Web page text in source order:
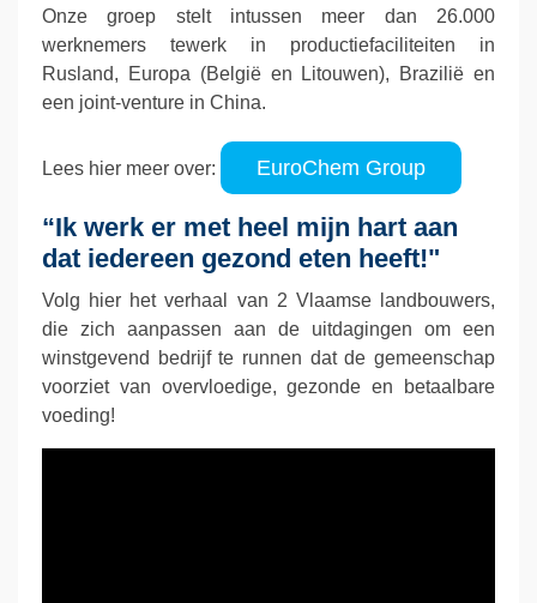
Onze groep stelt intussen meer dan 26.000
werknemers tewerk in productiefaciliteiten in
Rusland, Europa (België en Litouwen), Brazilië en
een joint-venture in China.
Lees hier meer over: EuroChem Group
“Ik werk er met heel mijn hart aan
dat iedereen gezond eten heeft!"
Volg hier het verhaal van 2 Vlaamse landbouwers,
die zich aanpassen aan de uitdagingen om een
winstgevend bedrijf te runnen dat de gemeenschap
voorziet van overvloedige, gezonde en betaalbare
voeding!